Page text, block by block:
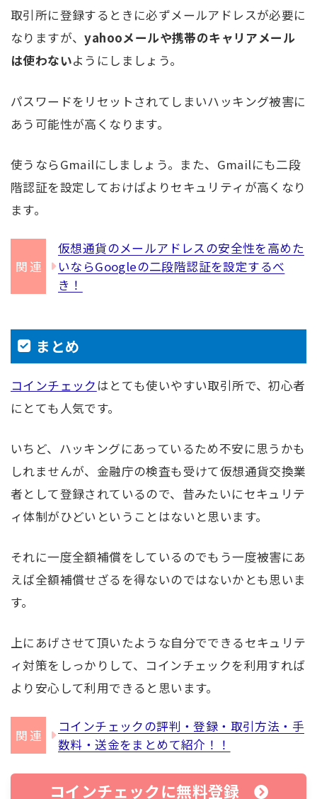
取引所に登録するときに必ずメールアドレスが必要に
なりますが、yahooメールや携帯のキャリアメール
は使わないようにしましょう。
パスワードをリセットされてしまいハッキング被害に
あう可能性が高くなります。
使うならGmailにしましょう。また、Gmailにも二段
階認証を設定しておけばよりセキュリティが高くなり
ます。
仮想通貨のメールアドレスの安全性を高めた
いならGoogleの二段階認証を設定するべ
き！
まとめ
コインチェック はとても使いやすい取引所で、初心者
にとても人気です。
いちど、ハッキングにあっているため不安に思うかも
しれませんが、金融庁の検査も受けて仮想通貨交換業
者として登録されているので、昔みたいにセキュリテ
ィ体制がひどいということはないと思います。
それに一度全額補償をしているのでもう一度被害にあ
えば全額補償せざるを得ないのではないかとも思いま
す。
上にあげさせて頂いたような自分でできるセキュリテ
ィ対策をしっかりして、コインチェックを利用すれば
より安心して利用できると思います。
コインチェックの評判・登録・取引方法・手
数料・送金をまとめて紹介！！
コインチェックに無料登録